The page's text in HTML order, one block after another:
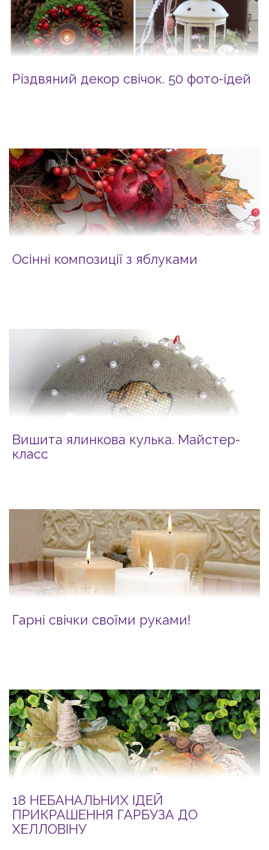
Різдвяний декор свічок. 50 фото-ідей
Осінні композиції з яблуками
Вишита ялинкова кулька. Майстер-
класс
Гарні свічки своїми руками!
18 НЕБАНАЛЬНИХ ІДЕЙ
ПРИКРАШЕННЯ ГАРБУЗА ДО
ХЕЛЛОВІНУ